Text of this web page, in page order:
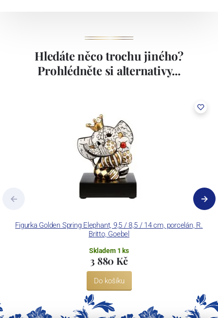
Hledáte něco trochu jiného?
Prohlédněte si alternativy...
Figurka Golden Spring Elephant, 9,5 / 8,5 / 14 cm, porcelán, R.
Britto, Goebel
Skladem 1 ks
3 880 Kč
Do košíku